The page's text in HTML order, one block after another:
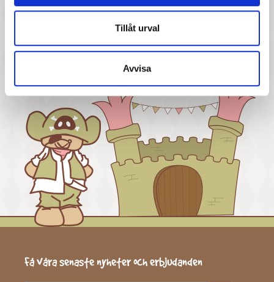
Tillåt urval
Avvisa
Pris
Cribble Craft - Cribble Base

Få våra senaste nyheter och erbjudanden